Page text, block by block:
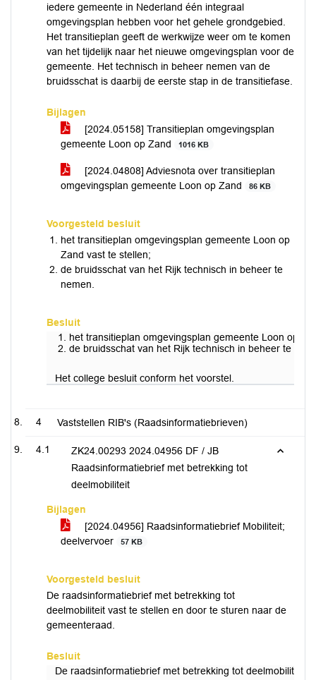
iedere gemeente in Nederland één integraal
omgevingsplan hebben voor het gehele grondgebied.
Het transitieplan geeft de werkwijze weer om te komen
van het tijdelijk naar het nieuwe omgevingsplan voor de
gemeente. Het technisch in beheer nemen van de
bruidsschat is daarbij de eerste stap in de transitiefase.
Bijlagen
[2024.05158] Transitieplan omgevingsplan
gemeente Loon op Zand
1016 KB
[2024.04808] Adviesnota over transitieplan
omgevingsplan gemeente Loon op Zand
86 KB
Voorgesteld besluit
het transitieplan omgevingsplan gemeente Loon op
Zand vast te stellen;
de bruidsschat van het Rijk technisch in beheer te
nemen.
Besluit
het transitieplan omgevingsplan gemeente Loon op
de bruidsschat van het Rijk technisch in beheer te
Het college besluit conform het voorstel.
4 Vaststellen RIB's (Raadsinformatiebrieven)
4.1
ZK24.00293 2024.04956 DF / JB
Raadsinformatiebrief met betrekking tot
deelmobiliteit
Bijlagen
[2024.04956] Raadsinformatiebrief Mobiliteit;
deelvervoer
57 KB
Voorgesteld besluit
De raadsinformatiebrief met betrekking tot
deelmobiliteit vast te stellen en door te sturen naar de
gemeenteraad.
Besluit
De raadsinformatiebrief met betrekking tot deelmobiliteit